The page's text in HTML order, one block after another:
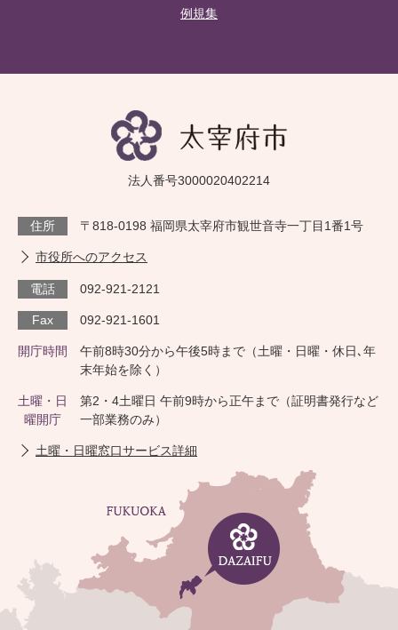
例規集
法人番号3000020402214
住所 〒818-0198 福岡県太宰府市観世音寺一丁目1番1号
市役所へのアクセス
電話 092-921-2121
Fax 092-921-1601
開庁時間
午前8時30分から午後5時まで（土曜・日曜・休日､年
末年始を除く）
土曜・日
曜開庁
第2・4土曜日 午前9時から正午まで（証明書発行など
一部業務のみ）
土曜・日曜窓口サービス詳細